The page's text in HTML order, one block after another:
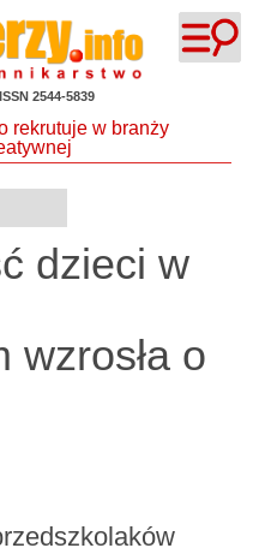
ISSN 2544-5839
dzieci w
wzrosła o